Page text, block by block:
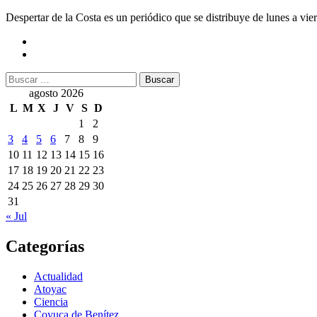
Despertar de la Costa es un periódico que se distribuye de lunes a
Buscar:
agosto 2026
L M X J V S D
1
2
3
4 5 6 7 8
9
10 11 12 13 14 15 16
17 18 19 20 21 22 23
24 25 26 27 28 29 30
31
« Jul
Categorías
Actualidad
Atoyac
Ciencia
Coyuca de Benítez